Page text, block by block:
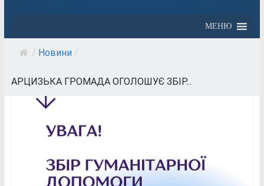
МЕНЮ
/ Новини /
АРЦИЗЬКА ГРОМАДА ОГОЛОШУЄ ЗБІР...